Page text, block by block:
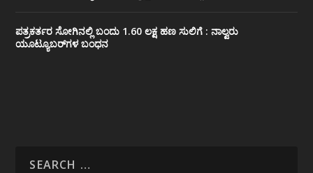
ಪತ್ರಕರ್ತರ ಸೋಗಿನಲ್ಲಿ ಬಂದು 1.60 ಲಕ್ಷ ಹಣ ಸುಲಿಗೆ : ನಾಲ್ವರು
ಯೂಟ್ಯೂಬರ್‌ಗಳ ಬಂಧನ